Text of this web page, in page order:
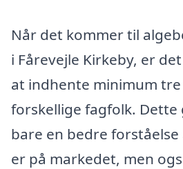
Når det kommer til
i Fårevejle Kirkeby, er
at indhente minimum
forskellige fagfolk. Dette
bare en bedre
er på markedet, men